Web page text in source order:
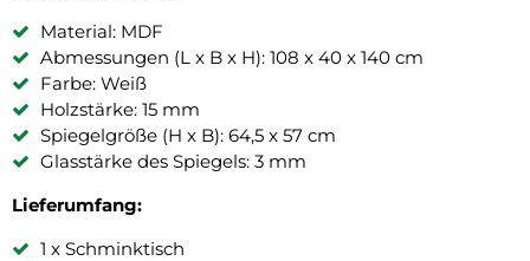
Material: MDF
Abmessungen (L x B x H): 108 x 40 x 140 cm
Farbe: Weiß
Holzstärke: 15 mm
Spiegelgröße (H x B): 64,5 x 57 cm
Glasstärke des Spiegels: 3 mm
Lieferumfang:
1 x Schminktisch